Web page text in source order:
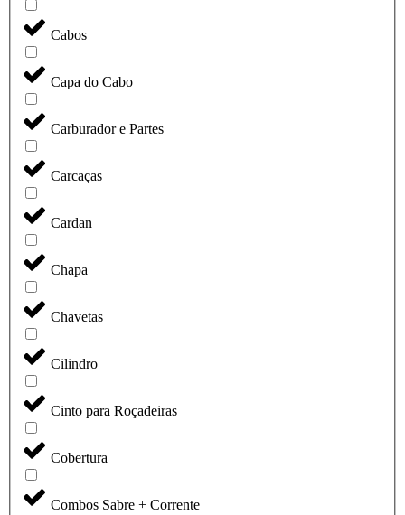
Cabos
Capa do Cabo
Carburador e Partes
Carcaças
Cardan
Chapa
Chavetas
Cilindro
Cinto para Roçadeiras
Cobertura
Combos Sabre + Corrente